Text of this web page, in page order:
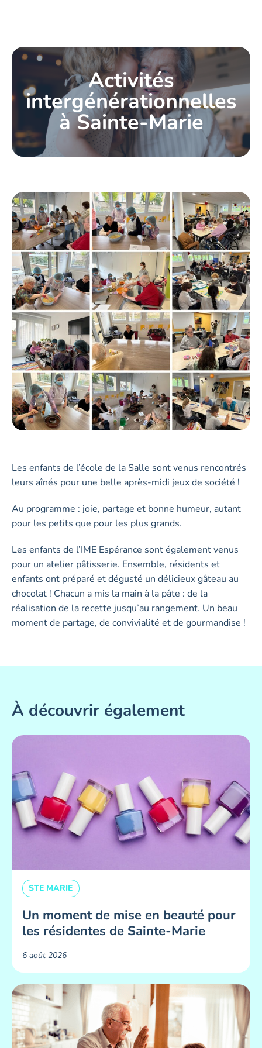
Activités
intergénérationnelles
à Sainte-Marie
Les enfants de l’école de la Salle sont venus rencontrés
leurs aînés pour une belle après-midi jeux de société !
Au programme : joie, partage et bonne humeur, autant
pour les petits que pour les plus grands.
Les enfants de l’IME Espérance sont également venus
pour un atelier pâtisserie. Ensemble, résidents et
enfants ont préparé et dégusté un délicieux gâteau au
chocolat ! Chacun a mis la main à la pâte : de la
réalisation de la recette jusqu’au rangement. Un beau
moment de partage, de convivialité et de gourmandise !
À découvrir également
STE MARIE
Un moment de mise en beauté pour
les résidentes de Sainte-Marie ​
6 août 2026